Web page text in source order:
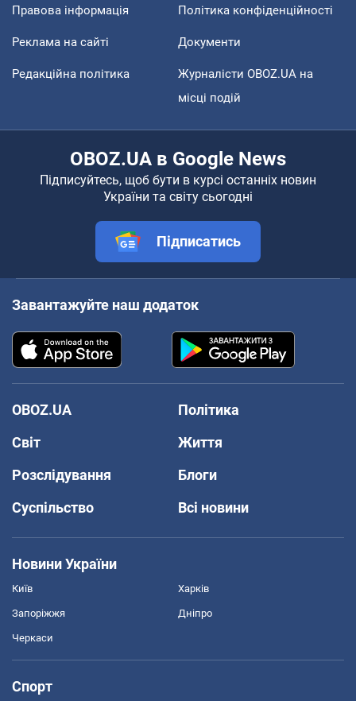
Правова інформація Політика конфіденційності
Реклама на сайті Документи
Редакційна політика
Журналісти OBOZ.UA на
місці подій
OBOZ.UA в Google News
Підписуйтесь, щоб бути в курсі останніх новин
України та світу сьогодні
Підписатись
Завантажуйте наш додаток
OBOZ.UA
Політика
Світ
Життя
Розслідування
Блоги
Суспільство
Всі новини
Новини України
Київ Харків
Запоріжжя Дніпро
Черкаси
Спорт